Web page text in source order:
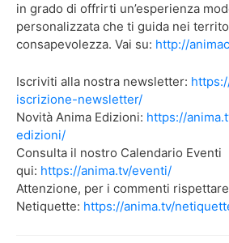
in grado di offrirti un’esperienza
personalizzata che ti guida nei
consapevolezza. Vai su: http://
Iscriviti alla nostra newsletter:
iscrizione-newsletter/
Novità Anima Edizioni: https://
edizioni/
Consulta il nostro Calendario Eventi
qui: https://anima.tv/eventi/
Attenzione, per i commenti
Netiquette: https://anima.tv/